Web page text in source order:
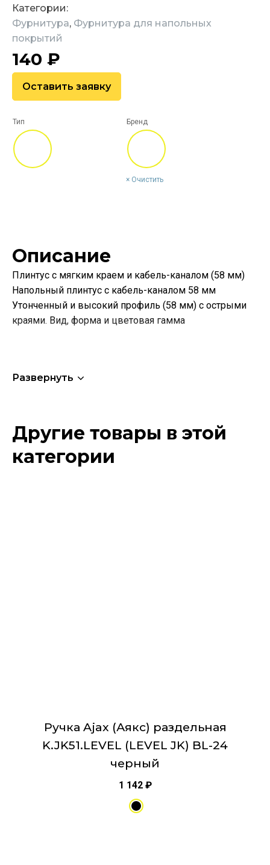
Категории:
Фурнитура, Фурнитура для напольных
покрытий
140 ₽
Оставить заявку
Тип Бренд
Очистить
Описание
Плинтус с мягким краем и кабель-каналом (58 мм)
Напольный плинтус с кабель-каналом 58 мм
Утонченный и высокий профиль (58 мм) с острыми
краями. Вид, форма и цветовая гамма
Развернуть
Другие товары в этой
категории
Ручка Ajax (Аякс) раздельная
K.JK51.LEVEL (LEVEL JK) BL-24
черный
1 142 ₽